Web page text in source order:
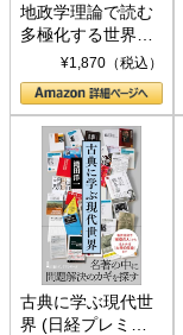
地政学理論で読む
多極化する世界：
トランプとBRICS
の挑戦
¥1,870（税込）
古典に学ぶ現代世
界 (日経プレミア